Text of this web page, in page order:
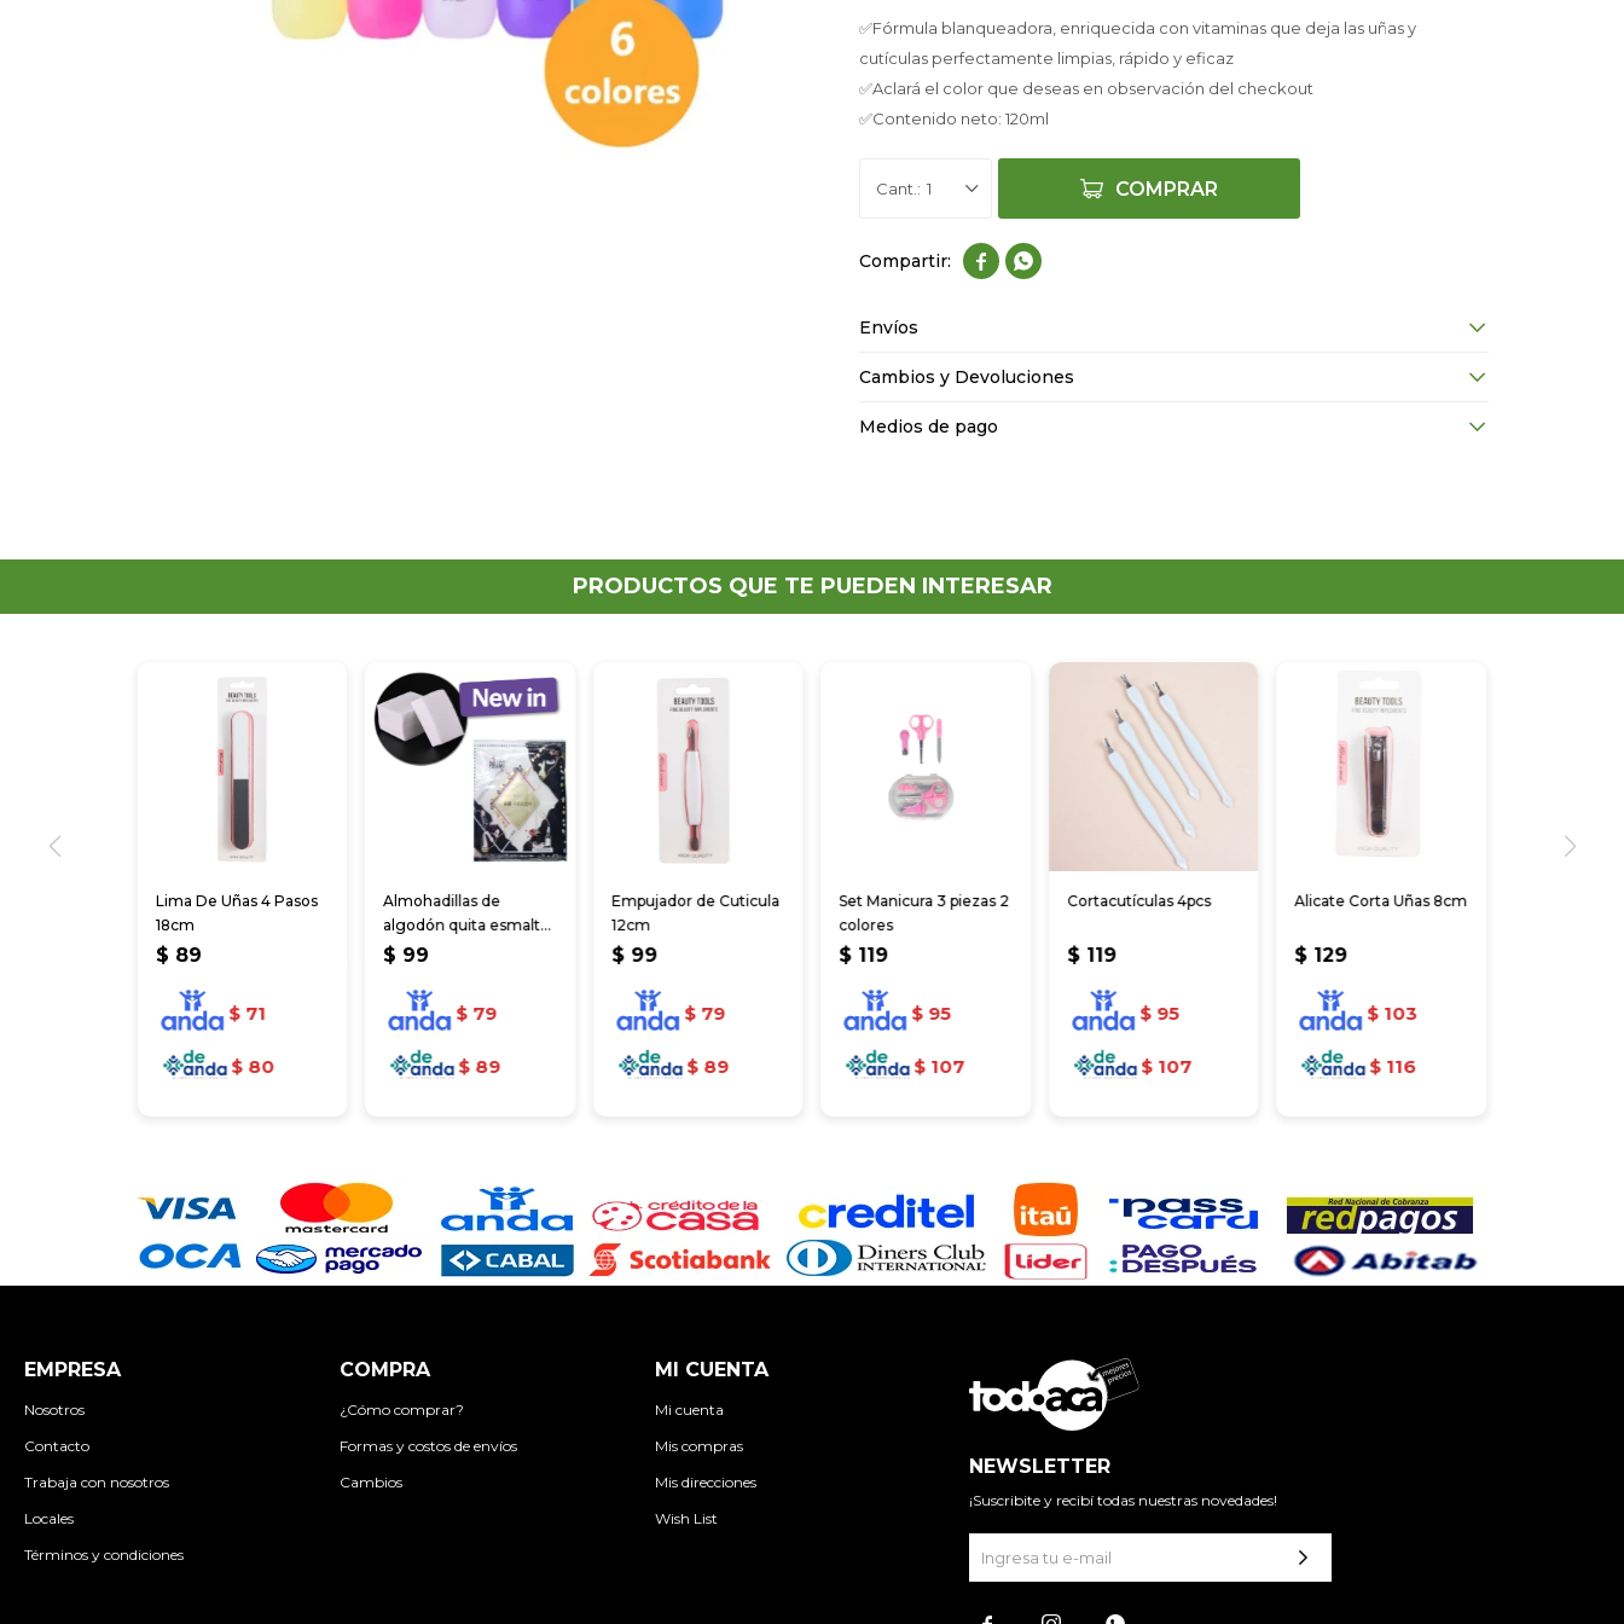
✅Fórmula blanqueadora, enriquecida con vitaminas que deja las uñas y
cutículas perfectamente limpias, rápido y eficaz
✅Aclará el color que deseas en observación del checkout
✅Contenido neto: 120ml
1 COMPRAR
 
Envíos
Cambios y Devoluciones
Medios de pago
PRODUCTOS QUE TE PUEDEN INTERESAR
Lima De Uñas 4 Pasos
18cm
$ 89
$ 71
$ 80
Almohadillas de
algodón quita esmalte
de uñas
$ 99
$ 79
$ 89
Empujador de Cuticula
12cm
$ 99
$ 79
$ 89
Set Manicura 3 piezas 2
colores
$ 119
$ 95
$ 107
Cortacutículas 4pcs
$ 119
$ 95
$ 107
Alicate Corta Uñas 8cm
$ 129
$ 103
$ 116
EMPRESA
Nosotros
Contacto
Trabaja con nosotros
Locales
Términos y condiciones
COMPRA
¿Cómo comprar?
Formas y costos de envíos
Cambios
MI CUENTA
Mi cuenta
Mis compras
Mis direcciones
Wish List
NEWSLETTER
¡Suscribite y recibí todas nuestras novedades!